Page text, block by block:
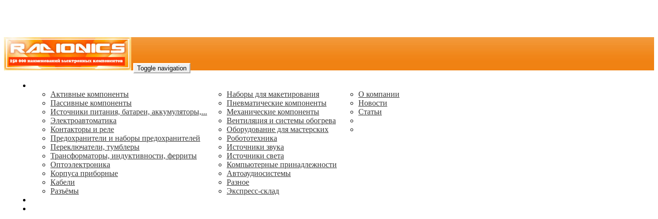
Toggle navigation
Активные компоненты
Пассивные компоненты
Источники питания, батареи, аккумуляторы,...
Электроавтоматика
Контакторы и реле
Предохранители и наборы предохранителей
Переключатели, тумблеры
Трансформаторы, индуктивности, ферриты
Oптоэлектроника
Корпуса приборные
Кабели
Разъёмы
Наборы для макетирования
Пневматические компоненты
Механические компоненты
Вентиляция и системы обогрева
Оборудование для мастерских
Робототехника
Источники звука
Источники света
Компьютерные принадлежности
Автоаудиосистемы
Разное
Экспресс-склад
О компании
Новости
Статьи